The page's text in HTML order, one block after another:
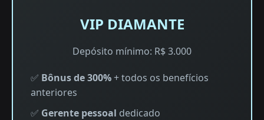
VIP DIAMANTE
Depósito mínimo: R$ 3.000
✅ Bônus de 300%+ todos os benefícios
anteriores
✅ Gerente pessoal dedicado